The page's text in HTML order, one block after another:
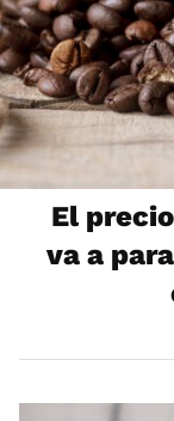
El
va a